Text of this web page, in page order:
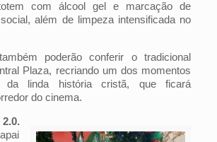
com álcool gel e marcação de
além de limpeza intensificada no
poderão conferir o tradicional
Plaza, recriando um dos momentos
da linda história cristã, que ficará
do cinema.